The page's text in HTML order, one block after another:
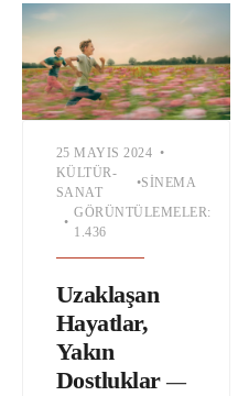
25 MAYIS 2024 •
KÜLTÜR-
SANAT
•SINEMA
•
GÖRÜNTÜLEMELER:
1.436
Uzaklaşan
Hayatlar,
Yakın
Dostluklar —